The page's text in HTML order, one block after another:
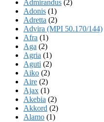
Admirandus (2)
Adonis (1)
Adretta (2)
Advira (MPI 50.170/144)
Afra (1)
Aga (2)
Agria (1)
Aguti (2)
Aiko (2)
Aire (2)
Ajax (1)
Akebia (2)
Akkord (2)
Alamo (1)